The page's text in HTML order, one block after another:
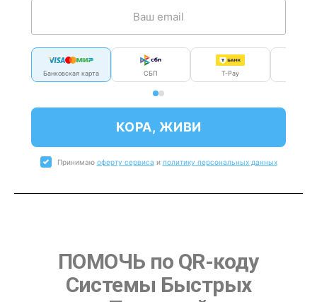
Банковская карта СБП T-Pay
КОРА, ЖИВИ
Принимаю оферту сервиса и политику персональных данных
ПОМОЧЬ по QR-коду
Системы Быстрых